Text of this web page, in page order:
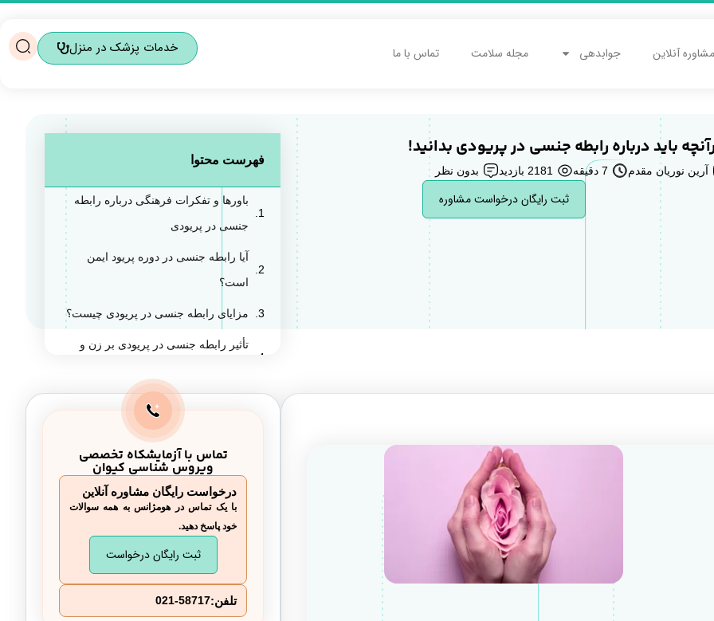
مشاوره آنلاین جوابدهی مجله سلامت تماس با ما خدمات پزشک در منزل
باید درباره رابطه جنسی در پریودی بدانید!
آرین نوریان مقدم 7 دقیقه 2181 بازدید بدون نظر
ثبت رایگان درخواست مشاوره
فهرست محتوا
باورها و تفکرات فرهنگی درباره رابطه
جنسی در پریودی
آیا رابطه جنسی در دوره پریود ایمن
است؟
مزایای رابطه جنسی در پریودی چیست؟
تأثیر رابطه جنسی در پریودی بر زن و
مسائل بهداشتی مرتبط با رابطه جنسی
رابطه جنسی در دوره پریود و بارداری
تماس با آزمایشکاه تخصصی
ویروس شناسی کیوان
درخواست رایگان مشاوره آنلاین
با یک تماس در هومژانس به همه سوالات
خود پاسخ دهید.
ثبت رایگان درخواست
تلفن:021-58717